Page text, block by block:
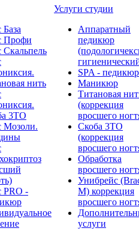
База
Профи
Скальпель
нить
3ТО
Мозоли.
PRO -
Услуги студии
Аппаратный
педикюр
SPA - педикюр
Маникюр
Титановая
(коррекция
вросшего
Скоба 3ТО
(коррекция
вросшего
Обработка
вросшего
Унибрейс
M) коррекция
вросшего
услуги